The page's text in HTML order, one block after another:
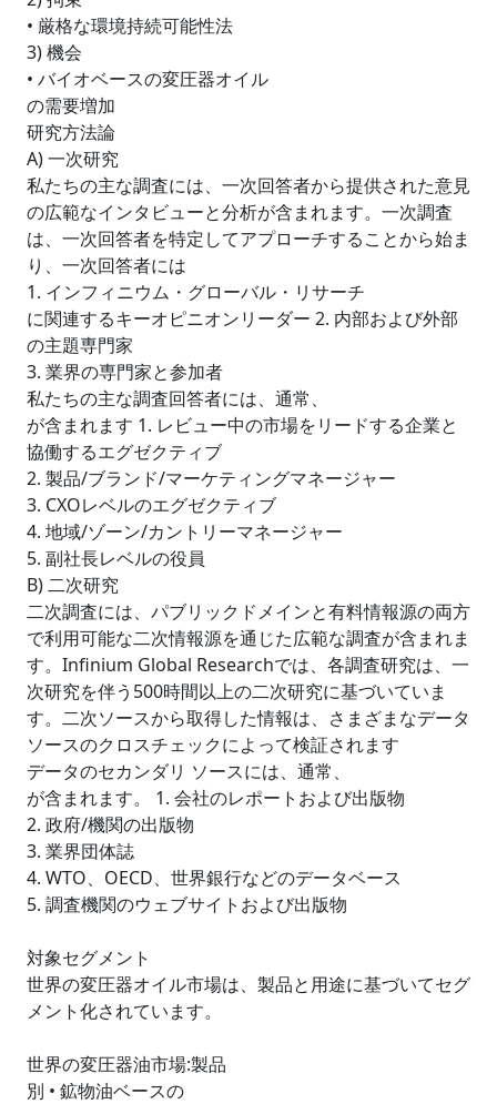
• 厳格な環境持続可能性法
3) 機会
• バイオベースの変圧器オイル
の需要増加
研究方法論
A) 一次研究
私たちの主な調査には、一次回答者から提供された意見
の広範なインタビューと分析が含まれます。一次調査
は、一次回答者を特定してアプローチすることから始ま
り、一次回答者には
1. インフィニウム・グローバル・リサーチ
に関連するキーオピニオンリーダー 2. 内部および外部
の主題専門家
3. 業界の専門家と参加者
私たちの主な調査回答者には、通常、
が含まれます 1. レビュー中の市場をリードする企業と
協働するエグゼクティブ
2. 製品/ブランド/マーケティングマネージャー
3. CXOレベルのエグゼクティブ
4. 地域/ゾーン/カントリーマネージャー
5. 副社長レベルの役員
B) 二次研究
二次調査には、パブリックドメインと有料情報源の両方
で利用可能な二次情報源を通じた広範な調査が含まれま
す。Infinium Global Researchでは、各調査研究は、一
次研究を伴う500時間以上の二次研究に基づいていま
す。二次ソースから取得した情報は、さまざまなデータ
ソースのクロスチェックによって検証されます
データのセカンダリ ソースには、通常、
が含まれます。 1. 会社のレポートおよび出版物
2. 政府/機関の出版物
3. 業界団体誌
4. WTO、OECD、世界銀行などのデータベース
5. 調査機関のウェブサイトおよび出版物
対象セグメント
世界の変圧器オイル市場は、製品と用途に基づいてセグ
メント化されています。
世界の変圧器油市場:製品
別 • 鉱物油ベースの